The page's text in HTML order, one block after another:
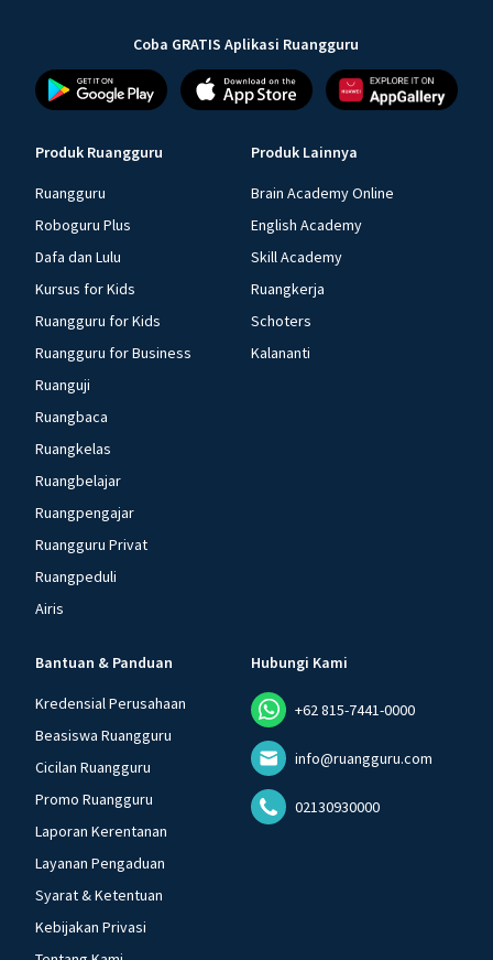
Coba GRATIS Aplikasi Ruangguru
Produk Ruangguru
Ruangguru
Roboguru Plus
Dafa dan Lulu
Kursus for Kids
Ruangguru for Kids
Ruangguru for Business
Ruanguji
Ruangbaca
Ruangkelas
Ruangbelajar
Ruangpengajar
Ruangguru Privat
Ruangpeduli
Airis
Produk Lainnya
Brain Academy Online
English Academy
Skill Academy
Ruangkerja
Schoters
Kalananti
Bantuan & Panduan
Kredensial Perusahaan
Beasiswa Ruangguru
Cicilan Ruangguru
Promo Ruangguru
Laporan Kerentanan
Layanan Pengaduan
Syarat & Ketentuan
Kebijakan Privasi
Hubungi Kami
+62 815-7441-0000
info@ruangguru.com
02130930000